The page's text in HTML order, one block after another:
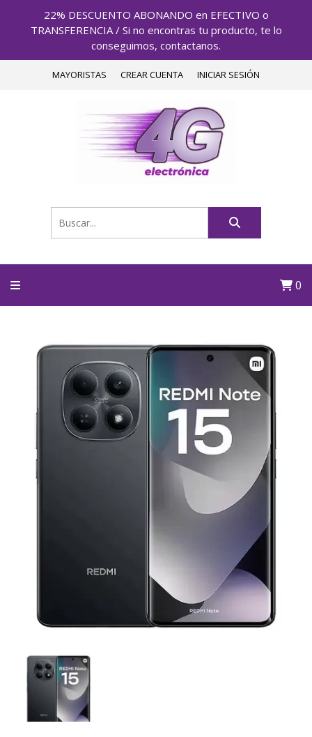
22% DESCUENTO ABONANDO en EFECTIVO o
TRANSFERENCIA / Si no encontras tu producto, te lo
conseguimos, contactanos.
MAYORISTAS CREAR CUENTA INICIAR SESIÓN
0